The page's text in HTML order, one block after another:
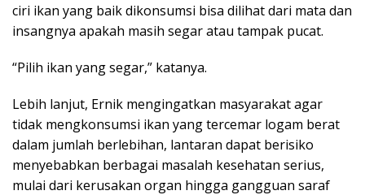
ciri ikan yang baik dikonsumsi bisa dilihat dari mata dan
insangnya apakah masih segar atau tampak pucat.
“Pilih ikan yang segar,” katanya.
Lebih lanjut, Ernik mengingatkan masyarakat agar
tidak mengkonsumsi ikan yang tercemar logam berat
dalam jumlah berlebihan, lantaran dapat berisiko
menyebabkan berbagai masalah kesehatan serius,
mulai dari kerusakan organ hingga gangguan saraf